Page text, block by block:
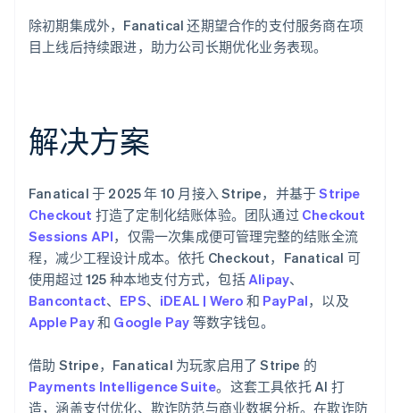
除初期集成外，Fanatical 还期望合作的支付服务商在项
目上线后持续跟进，助力公司长期优化业务表现。
解决方案
Fanatical 于 2025 年 10 月接入 Stripe，并基于Stripe
Checkout 打造了定制化结账体验。团队通过 Checkout
Sessions API，仅需一次集成便可管理完整的结账全流
程，减少工程设计成本。依托 Checkout，Fanatical 可
使用超过 125 种本地支付方式，包括 Alipay、
Bancontact、 EPS、 iDEAL | Wero 和 PayPal，以及
Apple Pay和 Google Pay 等数字钱包。
借助 Stripe，Fanatical 为玩家启用了 Stripe 的
Payments Intelligence Suite。这套工具依托 AI 打
造，涵盖支付优化、欺诈防范与商业数据分析。在欺诈防